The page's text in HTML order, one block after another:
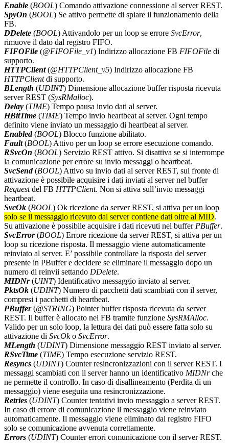
Enable (BOOL) Comando attivazione connessione al server REST.
SpyOn (BOOL) Se attivo permette di spiare il funzionamento della
FB.
DDelete (BOOL) Attivandolo per un loop se errore SvcError,
rimuove il dato dal registro FIFO.
FIFOFile (@FIFOFile_v1) Indirizzo allocazione FB FIFOFile di
supporto.
HTTPClient(@HTTPClient_v5) Indirizzo allocazione FB
HTTPClientdi supporto.
BLength (UDINT) Dimensione allocazione buffer risposta ricevuta
server REST (SysRMalloc).
Delay (TIME) Tempo pausa invio dati al server.
HBitTime (TIME) Tempo invio heartbeat al server. Ogni tempo
definito viene inviato un messaggio di heartbeat al server.
Enabled(BOOL) Blocco funzione abilitato.
Fault(BOOL) Attivo per un loop se errore esecuzione comando.
RSvcOn (BOOL) Servizio REST attivo. Si disattiva se si interrompe
la comunicazione per errore su invio messaggi o heartbeat.
SvcSend(BOOL) Attivo su invio dati al server REST, sul fronte di
attivazione è possibile acquisire i dati inviati al server nel buffer
Requestdel FB HTTPClient. Non si attiva sull’invio messaggi
heartbeat.
SvcOk (BOOL) Ok ricezione da server REST, si attiva per un loop
solo se il messaggio ricevuto dal server contiene dati oltre al MID.
Su attivazione è possibile acquisire i dati ricevuti nel buffer PBuffer.
SvcError(BOOL) Errore ricezione da server REST, si attiva per un
loop su ricezione risposta. Il messaggio viene automaticamente
reinviato al server. E’ possibile controllare la risposta del server
presente in PBuffer e decidere se eliminare il messaggio dopo un
numero di reinvii settando DDelete.
MIDNr(UINT) Identificativo messaggio inviato al server.
PktsOk (UDINT) Numero di pacchetti dati scambiati con il server,
compresi i pacchetti di heartbeat.
PBuffer(@STRING) Pointer buffer risposta ricevuta da server
REST. Il buffer è allocato nel FB tramite funzione SysRMAlloc.
Valido per un solo loop, la lettura dei dati può essere fatta solo su
attivazione di SvcOko SvcError.
MLength (UDINT) Dimensione messaggio REST inviato al server.
RSvcTime (TIME) Tempo esecuzione servizio REST.
Resyncs (UDINT) Counter resincronizzazioni con il server REST. I
messaggi scambiati con il server hanno un identificativo MIDNrche
ne permette il controllo. In caso di disallineamento (Perdita di un
messaggio) viene eseguita una resincronizzazione.
Retries (UDINT) Counter tentativi invio messaggio a server REST.
In caso di errore di comunicazione il messaggio viene reinviato
automaticamente. Il messaggio viene eliminato dal registro FIFO
solo se comunicazione avvenuta correttamente.
Errors (UDINT) Counter errori comunicazione con il server REST.